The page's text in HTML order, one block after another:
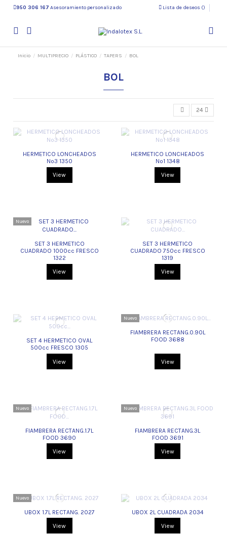
950 306 167 Asesoramiento personalizado Lista de deseos ()
Inicio MULTIPRECIO PLÁSTICO TAPERS BOL
BOL
24
HERMETICO LONCHEADOS
Nº3 1350
View
HERMETICO LONCHEADOS
Nº1 1348
View
Nuevo
SET 3 HERMETICO
CUADRADO 1000cc FRESCO
1322
View
SET 3 HERMETICO
CUADRADO 750cc FRESCO
1319
View
SET 4 HERMETICO OVAL
500cc FRESCO 1305
View
Nuevo
FIAMBRERA RECTANG.0.90L
FOOD 3688
View
Nuevo
FIAMBRERA RECTANG.1.7L
FOOD 3690
View
Nuevo
FIAMBRERA RECTANG.3L
FOOD 3691
View
Nuevo
UBOX 1.7L RECTANG. 2027
View
UBOX 2L CUADRADA 2034
View